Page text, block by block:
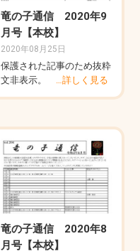
竜の子通信 2020年9
月号【本校】
2020年08月25日
保護された記事のため抜粋
文非表示。 …詳しく見る
竜の子通信 2020年8
月号【本校】